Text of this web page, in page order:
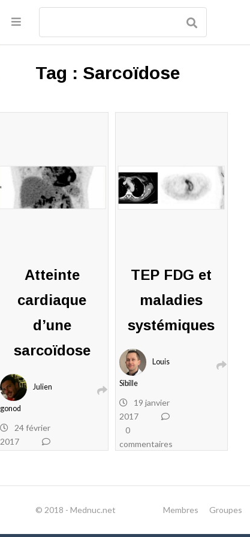
Tag : Sarcoïdose
Atteinte
cardiaque
d’une
sarcoïdose
Julien
gonod
24 février
2017
TEP FDG et
maladies
systémiques
Louis
Sibille
19 janvier
2017
0
commentaires
© 2018 - Mednuc.net Membres Groupes